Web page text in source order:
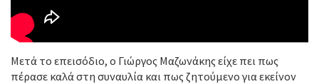
Μετά το επεισόδιο, ο Γιώργος Μαζωνάκης είχε πει πως
πέρασε καλά στη συναυλία και πως ζητούμενο για εκείνον